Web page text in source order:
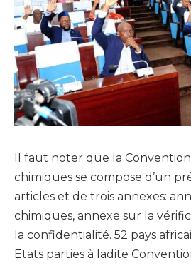
Il faut noter que la
chimiques se compose d’un
articles et de trois annexes:
chimiques, annexe sur la
la confidentialité. 52 pays
Etats parties à ladite